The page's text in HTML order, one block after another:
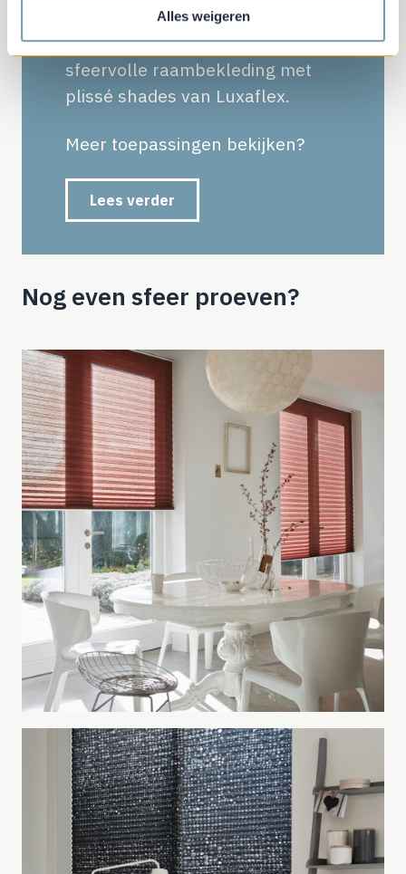
Alles weigeren
dakraam, schuine raam of ronde
raam wordt voorzien van een
sfeervolle raambekleding met
plissé shades van Luxaflex.
Meer toepassingen bekijken?
Lees verder
Nog even sfeer proeven?